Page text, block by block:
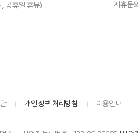
공휴일 휴뮤)
제휴문의
개인정보 처리방침 이용안내